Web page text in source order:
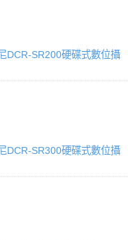
DCR-SR200硬碟式數位攝
DCR-SR300硬碟式數位攝